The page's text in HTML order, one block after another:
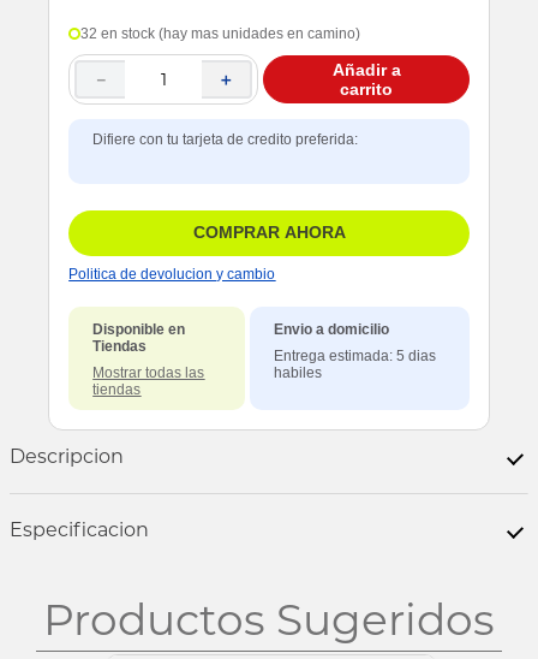
32 en stock (hay mas unidades en camino)
＋
－
Añadir a
carrito
Difiere con tu tarjeta de credito preferida:
COMPRAR AHORA
Politica de devolucion y cambio
Disponible en
Tiendas
Mostrar todas las
tiendas
Envio a domicilio
Entrega estimada: 5 dias
habiles
Descripcion
Especificacion
Productos Sugeridos